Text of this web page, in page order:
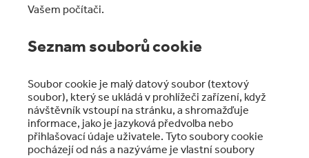
Vašem počítači.
Seznam souborů cookie
Soubor cookie je malý datový soubor (textový
soubor), který se ukládá v prohlížeči zařízení, když
návštěvník vstoupí na stránku, a shromažďuje
informace, jako je jazyková předvolba nebo
přihlašovací údaje uživatele. Tyto soubory cookie
pocházejí od nás a nazýváme je vlastní soubory